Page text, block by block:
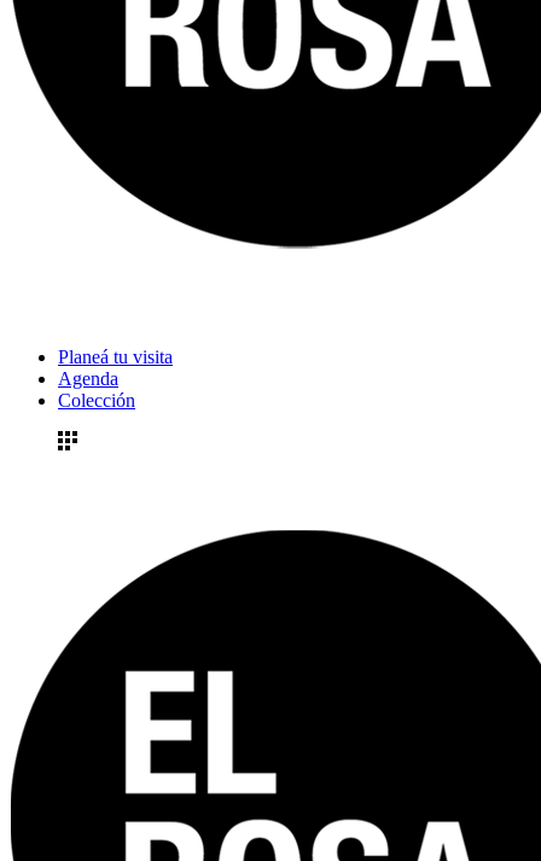
Planeá tu visita
Agenda
Colección